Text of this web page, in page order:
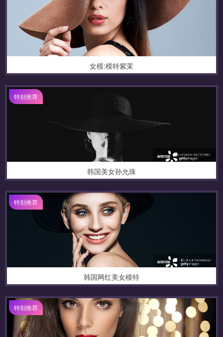
女模:模特紫茉
特别推荐
韩国美女孙允珠
特别推荐
韩国网红美女模特
特别推荐